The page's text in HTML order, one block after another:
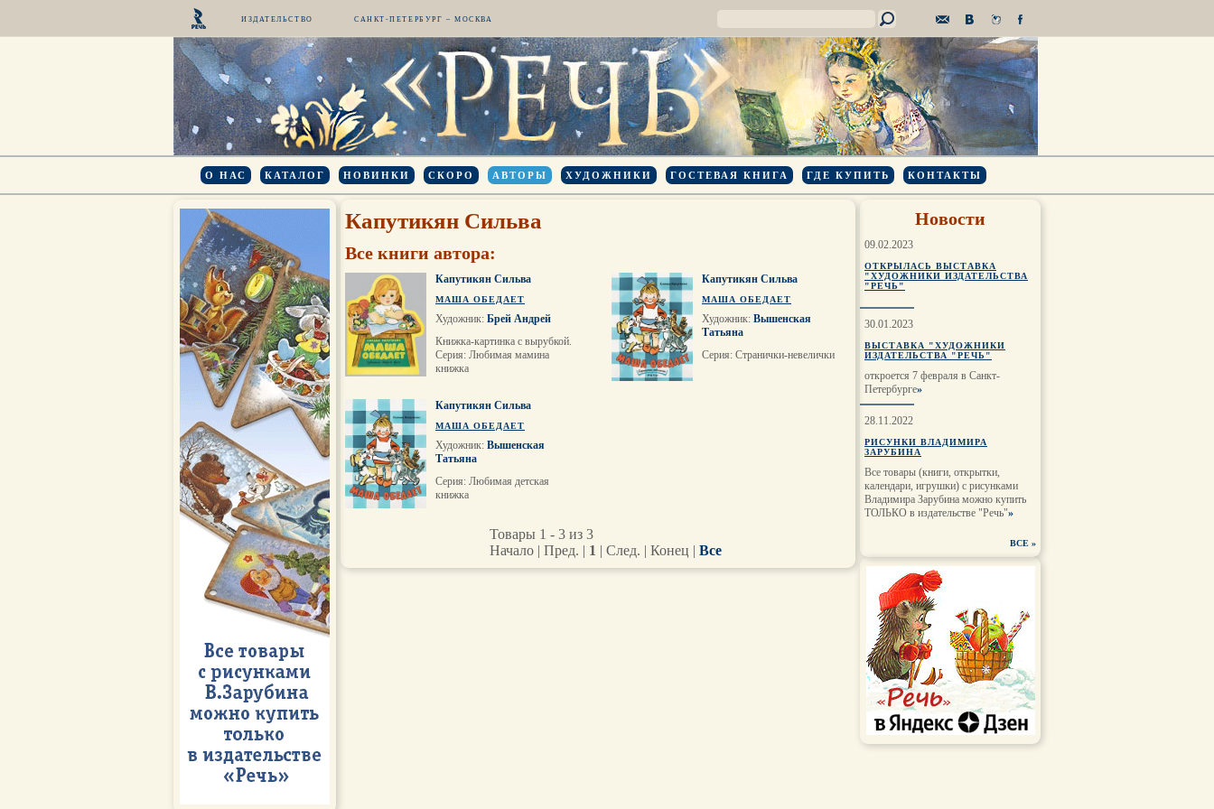
ИЗДАТЕЛЬСТВО САНКТ-ПЕТЕРБУРГ – МОСКВА
О НАС КАТАЛОГ НОВИНКИ СКОРО АВТОРЫ ХУДОЖНИКИ ГОСТЕВАЯ КНИГА ГДЕ КУПИТЬ КОНТАКТЫ
Капутикян Сильва
Все книги автора:
Капутикян Сильва
МАША ОБЕДАЕТ
Художник: Брей Андрей
Книжка-картинка с вырубкой.
Серия: Любимая мамина
книжка
Капутикян Сильва
МАША ОБЕДАЕТ
Художник: Вышенская
Татьяна
Серия: Странички-невелички
Капутикян Сильва
МАША ОБЕДАЕТ
Художник: Вышенская
Татьяна
Серия: Любимая детская
книжка
Товары 1 - 3 из 3
Начало | Пред. | 1 | След. | Конец | Все
Новости
09.02.2023
ОТКРЫЛАСЬ ВЫСТАВКА
"ХУДОЖНИКИ ИЗДАТЕЛЬСТВА
"РЕЧЬ"
30.01.2023
ВЫСТАВКА "ХУДОЖНИКИ
ИЗДАТЕЛЬСТВА "РЕЧЬ"
откроется 7 февраля в Санкт-
Петербурге»
28.11.2022
РИСУНКИ ВЛАДИМИРА
ЗАРУБИНА
Все товары (книги, открытки,
календари, игрушки) с рисунками
Владимира Зарубина можно купить
ТОЛЬКО в издательстве "Речь"»
ВСЕ »